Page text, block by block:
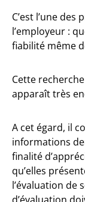
C’est l’une
l’employeur :
fiabilité même
Cette
apparaît très
A cet égard, il
informations
finalité
qu’elles
l’évaluation de